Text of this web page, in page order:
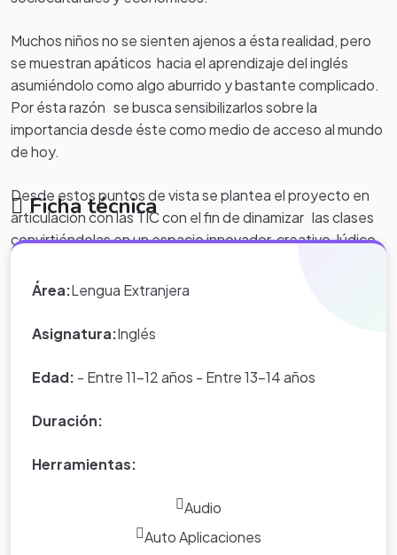
Muchos niños no se sienten ajenos a ésta realidad, pero
se muestran apáticos hacia el aprendizaje del inglés
asumiéndolo como algo aburrido y bastante complicado.
Por ésta razón se busca sensibilizarlos sobre la
importancia desde éste como medio de acceso al mundo
de hoy.
Desde estos puntos de vista se plantea el proyecto en
articulación con las TIC con el fin dedinamizar las clases
convirtiéndolasen un espacio innovador, creativo, lúdico,
idiomas es provechoso y divertido a la vez y de ésta
Ficha técnica
Área:Lengua Extranjera
Asignatura:Inglés
Edad: - Entre 11-12 años - Entre 13-14 años
Duración:
Herramientas:
Audio
Auto Aplicaciones